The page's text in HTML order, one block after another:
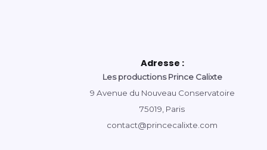
Adresse :
Les productions Prince Calixte
9 Avenue du Nouveau Conservatoire
75019, Paris
contact@princecalixte.com